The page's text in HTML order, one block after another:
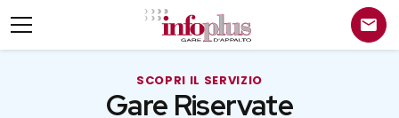
SCOPRI IL SERVIZIO
Gare Riservate